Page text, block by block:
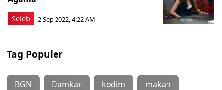
Seleb 2 Sep 2022, 4:22 AM
Tag Populer
BGN Damkar kodim makan